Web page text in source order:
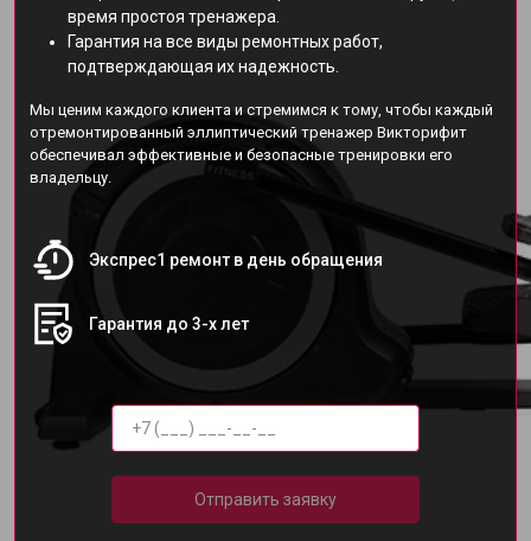
время простоя тренажера.
Гарантия на все виды ремонтных работ,
подтверждающая их надежность.
Мы ценим каждого клиента и стремимся к тому, чтобы каждый
отремонтированный эллиптический тренажер Викторифит
обеспечивал эффективные и безопасные тренировки его
владельцу.
Экспрес1 ремонт в день обращения
Гарантия до 3-х лет
Отправить заявку